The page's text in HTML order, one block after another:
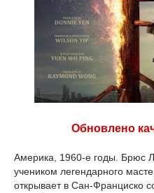
Обновлено
Америка, 1960-е годы. Брюс
учеником легендарного
открывает в Сан-Франциско